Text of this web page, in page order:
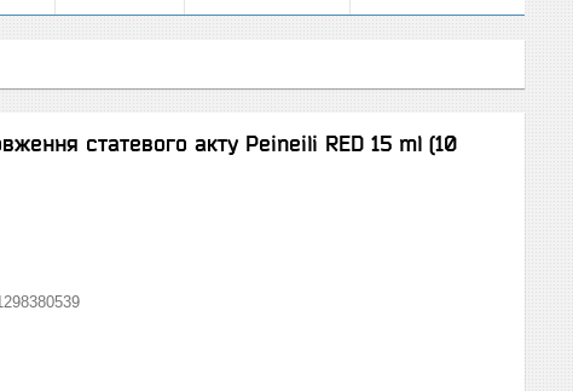
статевого акту Peineili RED 15 ml (10